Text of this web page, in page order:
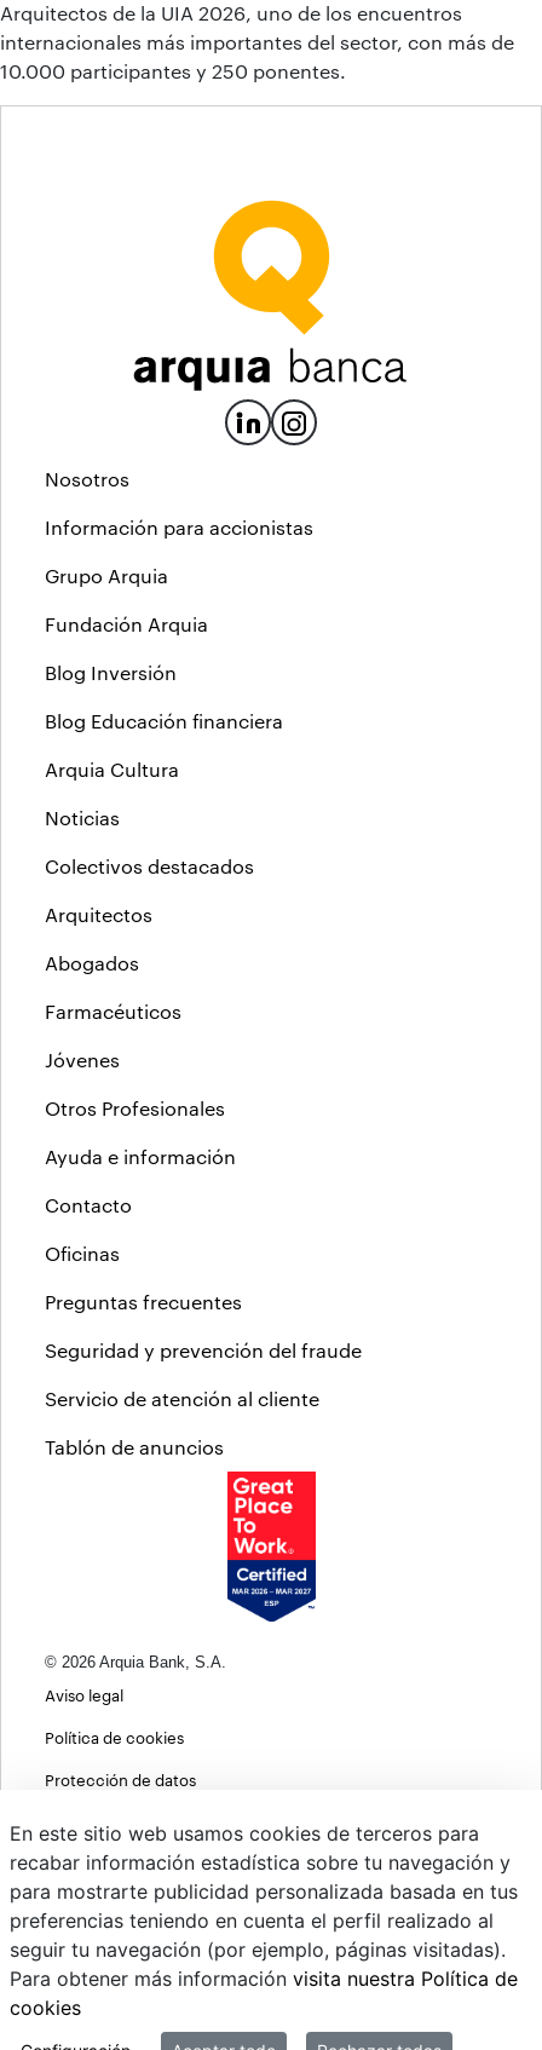
Arquitectos de la UIA 2026, uno de los encuentros
internacionales más importantes del sector, con más de
10.000 participantes y 250 ponentes.
Nosotros
Información para accionistas
Grupo Arquia
Fundación Arquia
Blog Inversión
Blog Educación financiera
Arquia Cultura
Noticias
Colectivos destacados
Arquitectos
Abogados
Farmacéuticos
Jóvenes
Otros Profesionales
Ayuda e información
Contacto
Oficinas
Preguntas frecuentes
Seguridad y prevención del fraude
Servicio de atención al cliente
Tablón de anuncios
© 2026 Arquia Bank, S.A.
Aviso legal
Política de cookies
Protección de datos
Política de privacidad web
MIFID
PSD2
Cambio de divisas
Sistema interno de información
En este sitio web usamos cookies de terceros para
recabar información estadística sobre tu navegación y
para mostrarte publicidad personalizada basada en tus
preferencias teniendo en cuenta el perfil realizado al
seguir tu navegación (por ejemplo, páginas visitadas).
Para obtener más información visita nuestra Política de
cookies